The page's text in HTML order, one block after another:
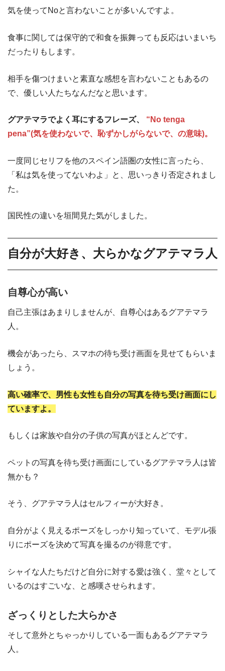
気を使ってNoと言わないことが多いんですよ。
食事に関しては保守的で和食を振舞っても反応はいまいち
だったりもします。
相手を傷つけまいと素直な感想を言わないこともあるの
で、優しい人たちなんだなと思います。
グアテマラでよく耳にするフレーズ、
“No tenga
pena”(気を使わないで、恥ずかしがらないで、の意味)。
一度同じセリフを他のスペイン語圏の女性に言ったら、
「私は気を使ってないわよ」と、思いっきり否定されまし
た。
国民性の違いを垣間見た気がしました。
自分が大好き、大らかなグアテマラ人
自尊心が高い
自己主張はあまりしませんが、自尊心はあるグアテマラ
人。
機会があったら、スマホの待ち受け画面を見せてもらいま
しょう。
高い確率で、男性も女性も自分の写真を待ち受け画面にし
ていますよ。
もしくは家族や自分の子供の写真がほとんどです。
ペットの写真を待ち受け画面にしているグアテマラ人は皆
無かも？
そう、グアテマラ人はセルフィーが大好き。
自分がよく見えるポーズをしっかり知っていて、モデル張
りにポーズを決めて写真を撮るのが得意です。
シャイな人たちだけど自分に対する愛は強く、堂々として
いるのはすごいな、と感嘆させられます。
ざっくりとした大らかさ
そして意外とちゃっかりしている一面もあるグアテマラ
人。